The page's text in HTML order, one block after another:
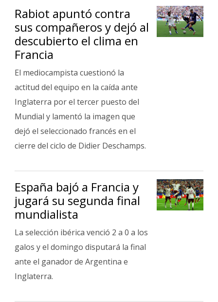
Rabiot apuntó contra
sus compañeros y dejó al
descubierto el clima en
Francia
El mediocampista cuestionó la
actitud del equipo en la caída ante
Inglaterra por el tercer puesto del
Mundial y lamentó la imagen que
dejó el seleccionado francés en el
cierre del ciclo de Didier Deschamps.
España bajó a Francia y
jugará su segunda final
mundialista
La selección ibérica venció 2 a 0 a los
galos y el domingo disputará la final
ante el ganador de Argentina e
Inglaterra.